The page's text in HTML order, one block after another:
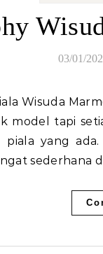
03/01/
model tapi
yang
sederhana